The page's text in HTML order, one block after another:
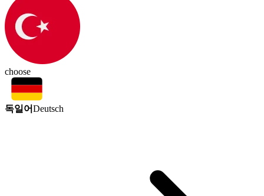
choose
독일어Deutsch